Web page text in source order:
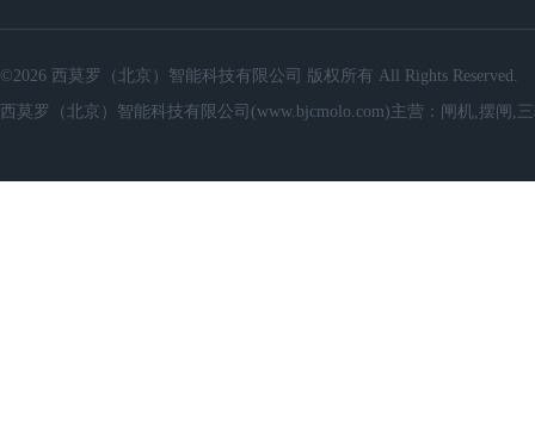
©2026 西莫罗（北京）智能科技有限公司 版权所有 All Rights Reserved.
西莫罗（北京）智能科技有限公司(www.bjcmolo.com)主营：闸机,摆闸,